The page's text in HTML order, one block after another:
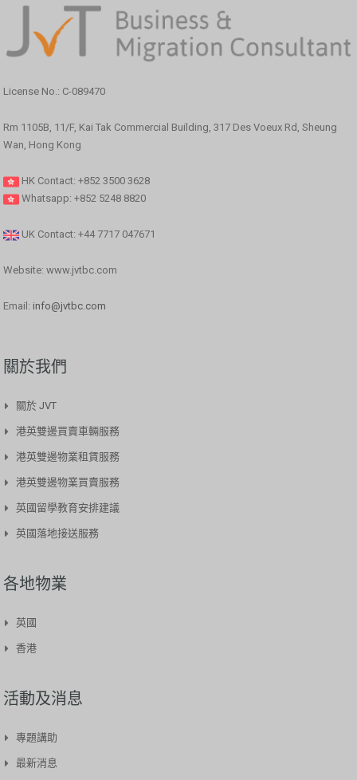
License No.: C-089470
Rm 1105B, 11/F, Kai Tak Commercial Building, 317 Des Voeux Rd, Sheung
Wan, Hong Kong
HK Contact: +852 3500 3628
Whatsapp: +852 5248 8820
UK Contact: +44 7717 047671
Website: www.jvtbc.com
Email: info@jvtbc.com
關於我們
關於 JVT
港英雙邊買賣車輛服務​
港英雙邊物業租賃服務
港英雙邊物業買賣服務
英國留學教育安排建議
英國落地接送服務
各地物業
英國
香港
活動及消息
專題講助
最新消息